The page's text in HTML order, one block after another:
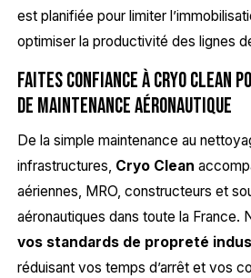
est planifiée pour limiter
optimiser la productivité des lignes
Faites confiance à Cryo Clean
de maintenance aéronautique
De la simple maintenance au
infrastructures, Cryo Clean
aériennes, MRO, constructeurs et
aéronautiques dans toute la France.
vos standards de propreté
réduisant vos temps d’arrêt et vos